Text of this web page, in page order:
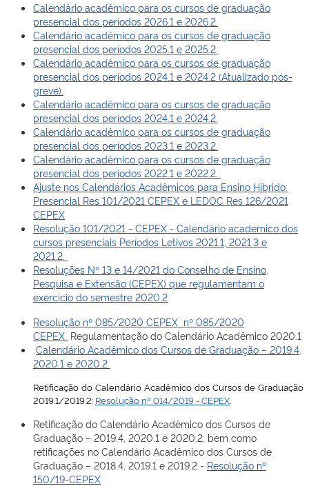
Calendário acadêmico para os cursos de graduação
presencial dos períodos 2026.1 e 2026.2.
Calendário acadêmico para os cursos de graduação
presencial dos períodos 2025.1 e 2025.2.
Calendário acadêmico para os cursos de graduação
presencial dos períodos 2024.1 e 2024.2 (Atualizado pós-
greve).
Calendário acadêmico para os cursos de graduação
presencial dos períodos 2024.1 e 2024.2.
Calendário acadêmico para os cursos de graduação
presencial dos períodos 2023.1 e 2023.2.
Calendário acadêmico para os cursos de graduação
presencial dos períodos 2022.1 e 2022.2.
Ajuste nos Calendários Acadêmicos para Ensino Híbrido:
Presencial Res 101/2021 CEPEX e LEDOC Res 126/2021
CEPEX
Resolução 101/2021 - CEPEX - Calendário academico dos
cursos presenciais Períodos Letivos 2021.1, 2021.3 e
2021.2.
Resoluções Nº 13 e 14/2021 do Conselho de Ensino,
Pesquisa e Extensão (CEPEX) que regulamentam o
exercício do semestre 2020.2
Resolução nº 085/2020 CEPEX nº 085/2020
CEPEX Regulamentação do Calendário Acadêmico 2020.1
Calendário Acadêmico dos Cursos de Graduação – 2019.4,
2020.1 e 2020.2
Retificação do Calendário Acadêmico dos Cursos de Graduação
2019.1/2019.2: Resolução nº 014/2019 - CEPEX
Retificação do Calendário Acadêmico dos Cursos de
Graduação – 2019.4, 2020.1 e 2020.2, bem como
retificações no Calendário Acadêmico dos Cursos de
Graduação – 2018.4, 2019.1 e 2019.2 - Resolução nº
150/19-CEPEX